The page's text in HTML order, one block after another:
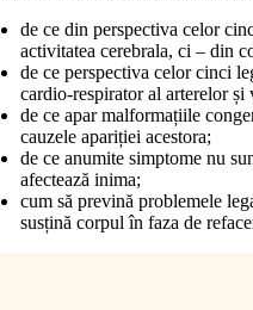
de ce din perspectiva celor
activitatea cerebrala, ci – din
de ce perspectiva celor cinci
cardio-respirator al arterelor și
de ce apar malformațiile
cauzele apariției acestora;
de ce anumite simptome nu
afectează inima;
cum să prevină problemele
susțină corpul în faza de